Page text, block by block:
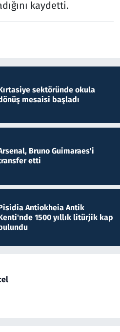
kaydetti.
sektöründe okula
mesaisi başladı
Bruno Guimaraes'i
etti
Antiokheia Antik
1500 yıllık litürjik kap